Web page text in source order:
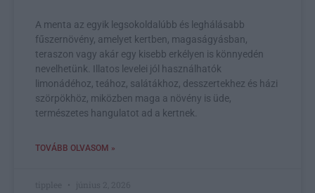
A menta az egyik legsokoldalúbb és leghálásabb
fűszernövény, amelyet kertben, magaságyásban,
teraszon vagy akár egy kisebb erkélyen is könnyedén
nevelhetünk. Illatos levelei jól használhatók
limonádéhoz, teához, salátákhoz, desszertekhez és házi
szörpökhöz, miközben maga a növény is üde,
természetes hangulatot ad a kertnek.
TOVÁBB OLVASOM »